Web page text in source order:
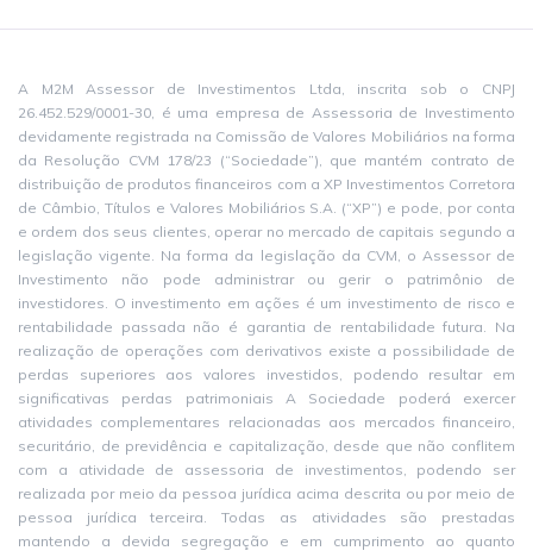
A M2M Assessor de Investimentos Ltda, inscrita sob o CNPJ
26.452.529/0001-30, é uma empresa de Assessoria de Investimento
devidamente registrada na Comissão de Valores Mobiliários na forma
da Resolução CVM 178/23 (“Sociedade”), que mantém contrato de
distribuição de produtos financeiros com a XP Investimentos Corretora
de Câmbio, Títulos e Valores Mobiliários S.A. (“XP”) e pode, por conta
e ordem dos seus clientes, operar no mercado de capitais segundo a
legislação vigente. Na forma da legislação da CVM, o Assessor de
Investimento não pode administrar ou gerir o patrimônio de
investidores. O investimento em ações é um investimento de risco e
rentabilidade passada não é garantia de rentabilidade futura. Na
realização de operações com derivativos existe a possibilidade de
perdas superiores aos valores investidos, podendo resultar em
significativas perdas patrimoniais A Sociedade poderá exercer
atividades complementares relacionadas aos mercados financeiro,
securitário, de previdência e capitalização, desde que não conflitem
com a atividade de assessoria de investimentos, podendo ser
realizada por meio da pessoa jurídica acima descrita ou por meio de
pessoa jurídica terceira. Todas as atividades são prestadas
mantendo a devida segregação e em cumprimento ao quanto